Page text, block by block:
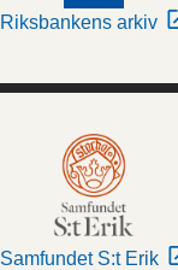
Riksbankens arkiv
Samfundet S:t Erik